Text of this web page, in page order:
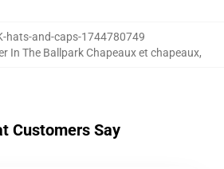
hats-and-caps-1744780749
In The Ballpark Chapeaux et chapeaux,
Customers Say